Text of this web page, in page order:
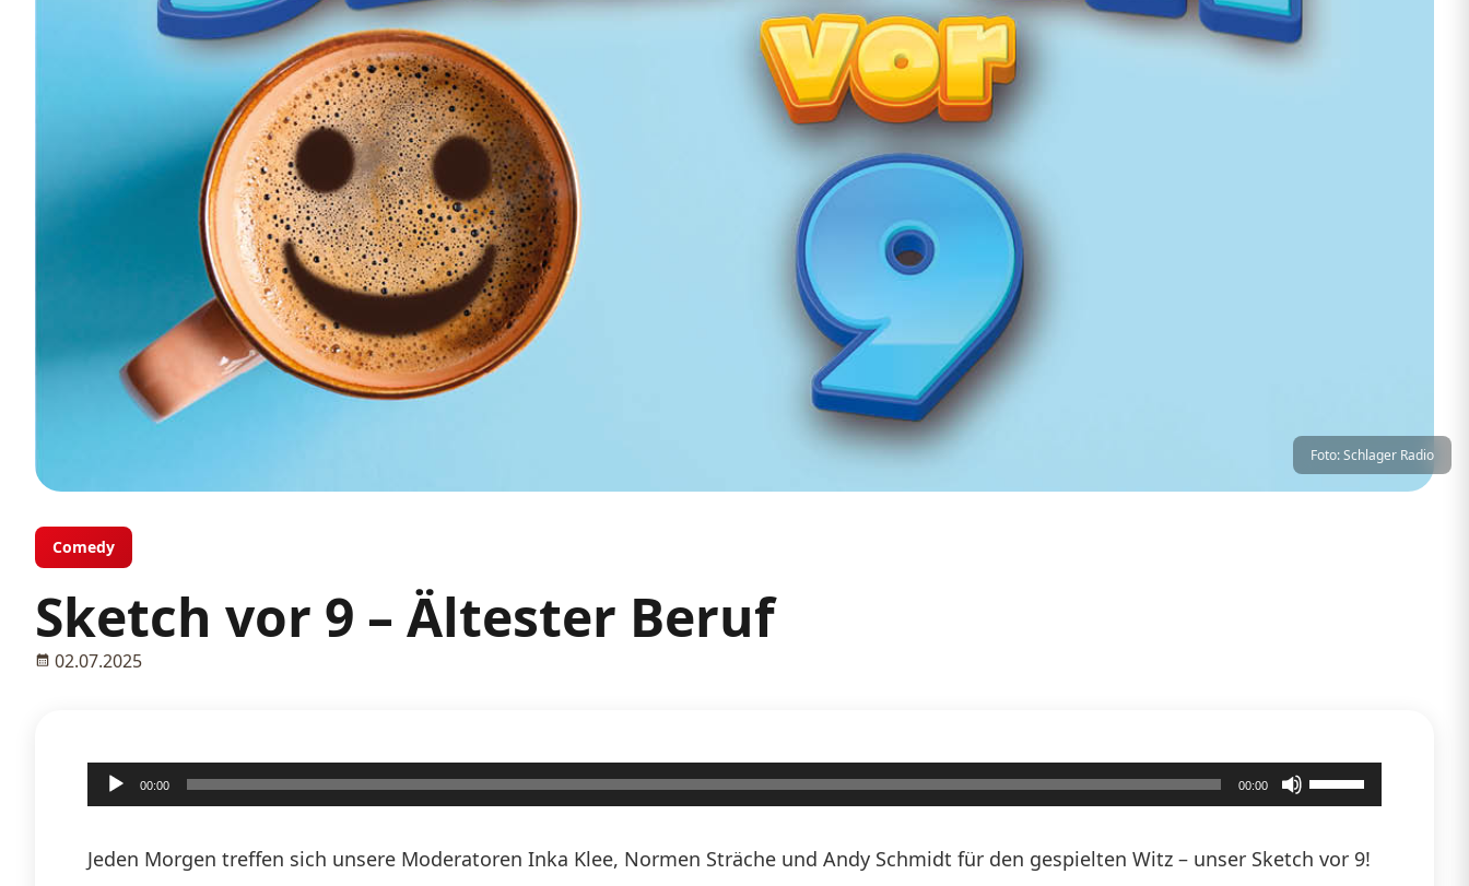
Foto: Schlager Radio
Comedy
Sketch vor 9 – Ältester Beruf
02.07.2025
Audio-
Player
00:00 00:00
Pfeiltasten
benutzen,
Jeden Morgen treffen sich unsere Moderatoren Inka Klee, Normen Sträche und Andy Schmidt für den gespielten Witz – unser Sketch vor 9!